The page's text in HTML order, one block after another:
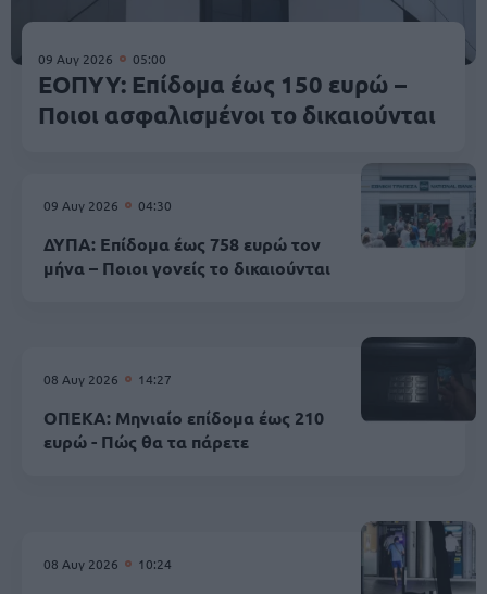
09 Αυγ 2026 05:00
ΕΟΠΥΥ: Επίδομα έως 150 ευρώ –
Ποιοι ασφαλισμένοι το δικαιούνται
09 Αυγ 2026 04:30
ΔΥΠΑ: Επίδομα έως 758 ευρώ τον
μήνα – Ποιοι γονείς το δικαιούνται
08 Αυγ 2026 14:27
ΟΠΕΚΑ: Μηνιαίο επίδομα έως 210
ευρώ - Πώς θα τα πάρετε
08 Αυγ 2026 10:24